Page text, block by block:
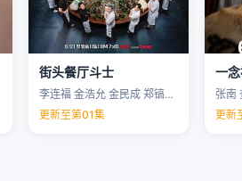
街头餐厅斗士
李连福 金浩允 金民成 郑镐泳 …
更新至第01集
一
张南
更新